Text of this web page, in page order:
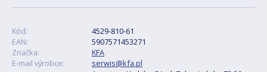
Kód:
4529-810-61
EAN:
5907571453271
Značka:
KFA
E-mail výrobce:
serwis@kfa.pl